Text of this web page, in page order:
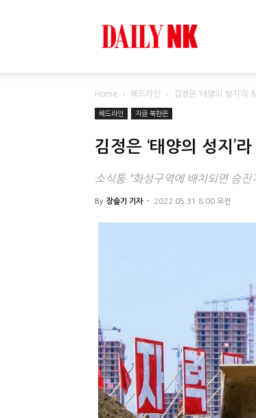
Home 헤드라인 김정은 ‘태양의 성지’라
헤드라인 지금 북한은
김정은 ‘태양의 성지’
소식통 “화성구역에 배치되면 승
By 장슬기 기자 - 2022.05.31 8:00 오전